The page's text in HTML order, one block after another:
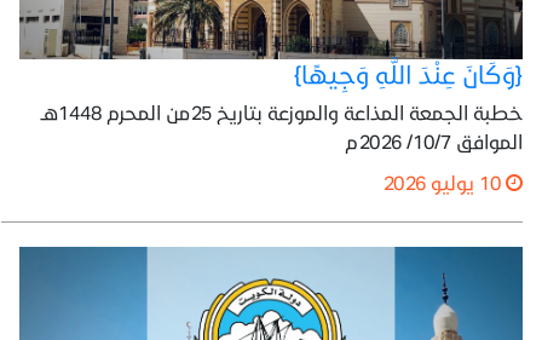
{وَكَانَ عِنْدَ اللَّهِ وَجِيهًا}
خطبة الجمعة المذاعة والموزعة بتاريخ 25من المحرم 1448هـ
الموافق 10/7/ 2026م